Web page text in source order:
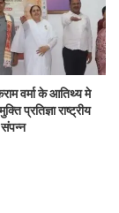
वर्मा के आतिथ्य मे
प्रतिज्ञा राष्ट्रीय